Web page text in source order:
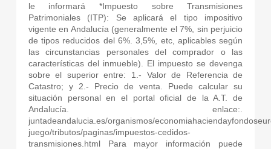
le informará *Impuesto sobre Transmisiones
Patrimoniales (ITP): Se aplicará el tipo impositivo
vigente en Andalucía (generalmente el 7%, sin perjuicio
de tipos reducidos del 6%. 3,5%, etc, aplicables según
las circunstancias personales del comprador o las
características del inmueble). El impuesto se devenga
sobre el superior entre: 1.- Valor de Referencia de
Catastro; y 2.- Precio de venta. Puede calcular su
situación personal en el portal oficial de la A.T. de
Andalucía. enlace:.
juntadeandalucia.es/organismos/
juego/tributos/paginas/impuestos-cedidos-
transmisiones.html Para mayor información puede